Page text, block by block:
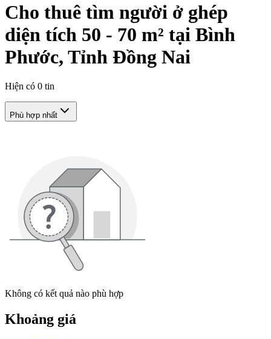
Cho thuê tìm người ở ghép
diện tích 50 - 70 m² tại Bình
Phước, Tỉnh Đồng Nai
Hiện có 0 tin
Phù hợp nhất
Không có kết quả nào phù hợp
Khoảng giá